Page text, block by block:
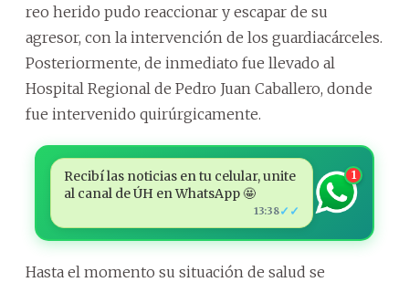
reo herido pudo reaccionar y escapar de su
agresor, con la intervención de los guardiacárceles.
Posteriormente, de inmediato fue llevado al
Hospital Regional de Pedro Juan Caballero, donde
fue intervenido quirúrgicamente.
Recibí las noticias en tu celular, unite
al canal de ÚH en WhatsApp 🤩
13:38✓✓
1
Hasta el momento su situación de salud se